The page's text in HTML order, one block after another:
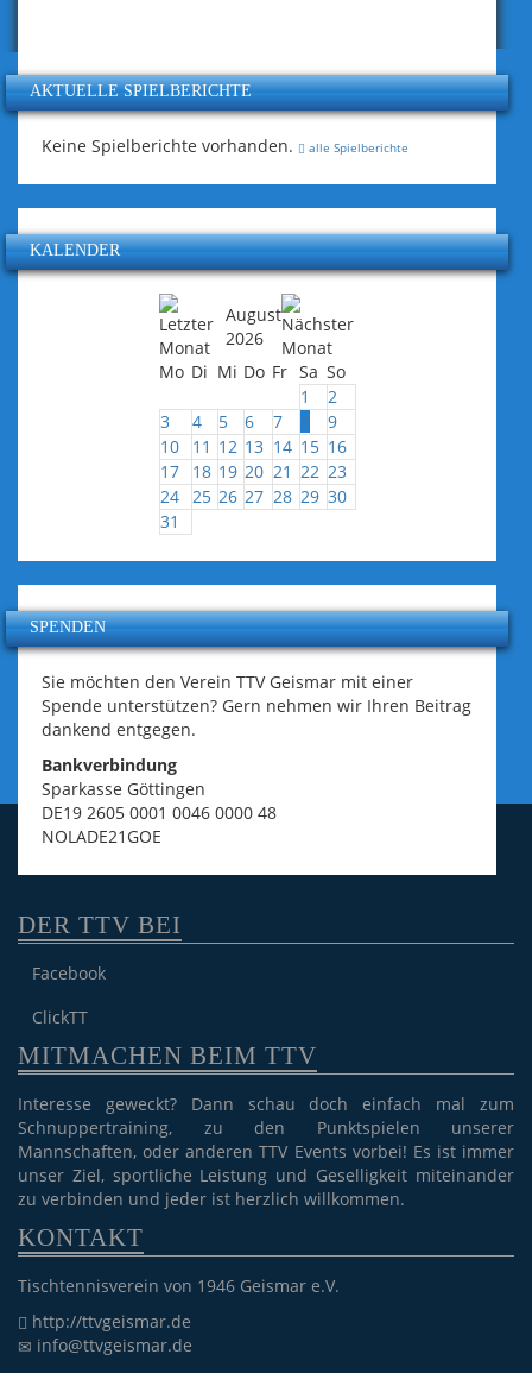
AKTUELLE SPIELBERICHTE
Keine Spielberichte vorhanden. alle Spielberichte
KALENDER
August
2026
Mo Di Mi Do Fr Sa So
1
2
3
4 5 6 7
9
10
11 12 13 14 15 16
17
18 19 20 21 22 23
24 25 26 27 28 29 30
31
SPENDEN
Sie möchten den Verein TTV Geismar mit einer
Spende unterstützen? Gern nehmen wir Ihren Beitrag
dankend entgegen.
Bankverbindung
Sparkasse Göttingen
DE19 2605 0001 0046 0000 48
NOLADE21GOE
DER TTV BEI
Facebook
ClickTT
MITMACHEN BEIM TTV
Interesse geweckt? Dann schau doch einfach mal zum
Schnuppertraining, zu den Punktspielen unserer
Mannschaften, oder anderen TTV Events vorbei! Es ist immer
unser Ziel, sportliche Leistung und Geselligkeit miteinander
zu verbinden und jeder ist herzlich willkommen.
KONTAKT
Tischtennisverein von 1946 Geismar e.V.
http://ttvgeismar.de
info@ttvgeismar.de